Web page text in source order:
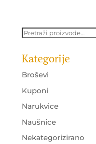
Pretraži:
Kategorije
Broševi
Kuponi
Narukvice
Naušnice
Nekategorizirano